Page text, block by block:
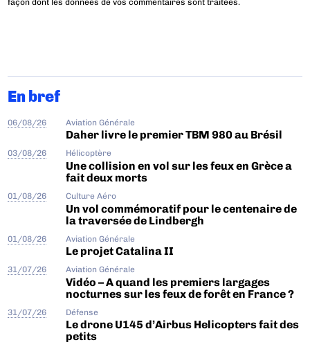
façon dont les données de vos commentaires sont traitées.
En bref
06/08/26 Aviation Générale
Daher livre le premier TBM 980 au Brésil
03/08/26 Hélicoptère
Une collision en vol sur les feux en Grèce a
fait deux morts
01/08/26 Culture Aéro
Un vol commémoratif pour le centenaire de
la traversée de Lindbergh
01/08/26 Aviation Générale
Le projet Catalina II
31/07/26 Aviation Générale
Vidéo – A quand les premiers largages
nocturnes sur les feux de forêt en France ?
31/07/26 Défense
Le drone U145 d’Airbus Helicopters fait des
petits